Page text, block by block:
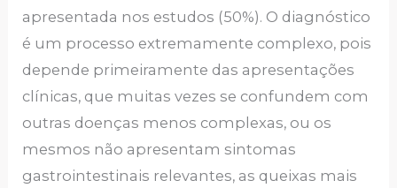
apresentada nos estudos (50%). O diagnóstico
é um processo extremamente complexo, pois
depende primeiramente das apresentações
clínicas, que muitas vezes se confundem com
outras doenças menos complexas, ou os
mesmos não apresentam sintomas
gastrointestinais relevantes, as queixas mais